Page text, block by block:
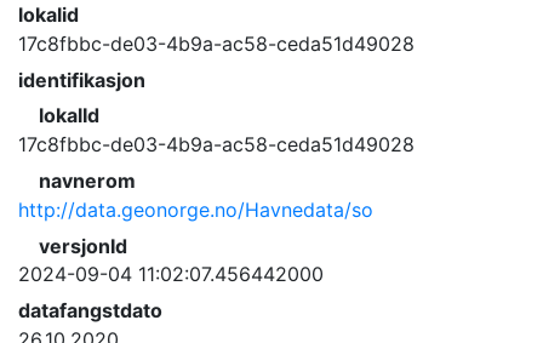
lokalid
17c8fbbc-de03-4b9a-ac58-ceda51d49028
identifikasjon
lokalId
17c8fbbc-de03-4b9a-ac58-ceda51d49028
navnerom
http://data.geonorge.no/Havnedata/so
versjonId
2024-09-04 11:02:07.456442000
datafangstdato